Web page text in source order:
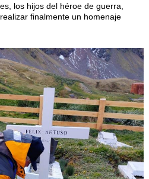
los hijos del héroe de guerra,
finalmente un homenaje